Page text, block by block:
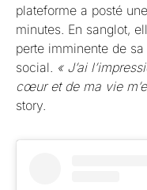
plateforme a posté
minutes. En sanglot,
perte imminente de
social. « J’ai
cœur et de ma vie
story.